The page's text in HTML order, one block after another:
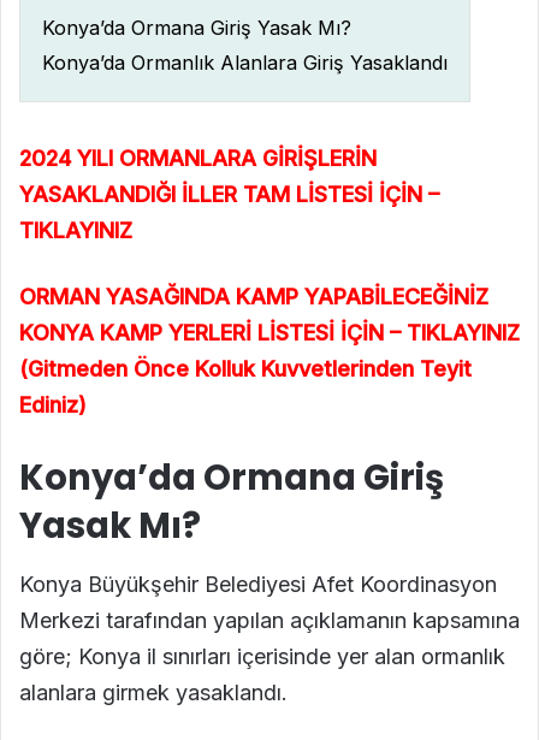
Konya’da Ormana Giriş Yasak Mı?
Konya’da Ormanlık Alanlara Giriş Yasaklandı
2024 YILI ORMANLARA GİRİŞLERİN
YASAKLANDIĞI İLLER TAM LİSTESİ İÇİN –
TIKLAYINIZ
ORMAN YASAĞINDA KAMP YAPABİLECEĞİNİZ
KONYA KAMP YERLERİ LİSTESİ İÇİN – TIKLAYINIZ
(Gitmeden Önce Kolluk Kuvvetlerinden Teyit
Ediniz)
Konya’da Ormana Giriş
Yasak Mı?
Konya Büyükşehir Belediyesi Afet Koordinasyon
Merkezi tarafından yapılan açıklamanın kapsamına
göre; Konya il sınırları içerisinde yer alan ormanlık
alanlara girmek yasaklandı.